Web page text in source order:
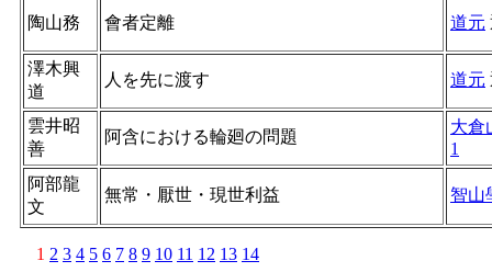
陶山務 會者定離 道元
澤木興
道
人を先に渡す 道元
雲井昭
善
阿含における輪廻の問題
大倉
1
阿部龍
文
無常・厭世・現世利益 智山
1 2 3 4 5 6 7 8 9 10 11 12 13 14